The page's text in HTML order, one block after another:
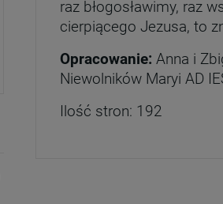
szt.
raz błogosławimy, raz
cierpiącego Jezusa, to
Opracowanie: Anna i
Niewolników Maryi AD
Ilość stron: 192